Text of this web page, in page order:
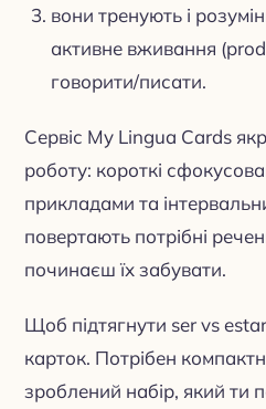
вони тренують і
активне вживання
говорити/писати.
Сервіс My Lingua Cards
роботу: короткі
прикладами та
повертають потрібні
починаєш їх забувати.
Щоб підтягнути ser vs
карток. Потрібен
зроблений набір, який ти